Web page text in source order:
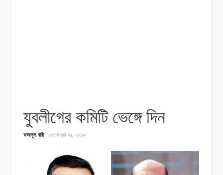
যুবলীগের কমিটি ভেঙ্গে দিন
ফজলুল বারী সেপ্টেম্বর ২২, ২০১৯